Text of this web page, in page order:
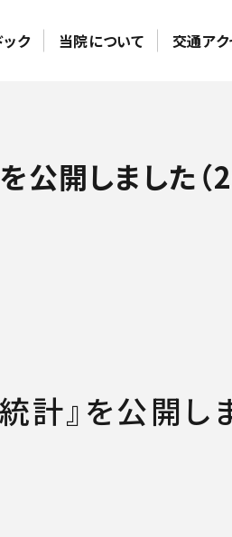
ク 当院について 交通アク
公開しました
計』を公開し